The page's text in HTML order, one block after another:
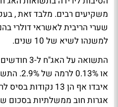
משקיעים רבים. מלבד זאת ,
שערי הריבית לאשראי דולרי
למשנהו לשיא של 10 שנים.